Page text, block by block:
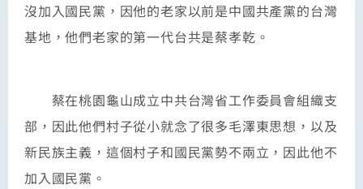
沒加入國民黨，因他的老家以前是中國共產黨的台灣
基地，他們老家的第一代台共是蔡孝乾。
蔡在桃園龜山成立中共台灣省工作委員會組織支
部，因此他們村子從小就念了很多毛澤東思想，以及
新民族主義，這個村子和國民黨勢不兩立，因此他不
加入國民黨。